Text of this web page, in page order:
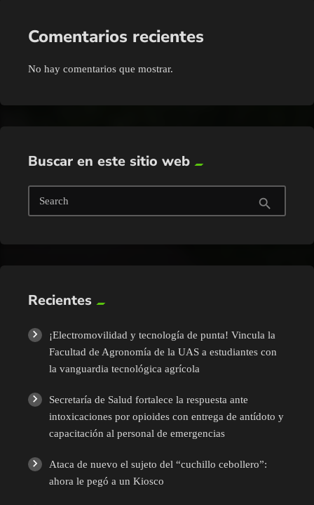
Comentarios recientes
No hay comentarios que mostrar.
Buscar en este sitio web
Search search
Recientes
¡Electromovilidad y tecnología de punta! Vincula la
Facultad de Agronomía de la UAS a estudiantes con
la vanguardia tecnológica agrícola
Secretaría de Salud fortalece la respuesta ante
intoxicaciones por opioides con entrega de antídoto y
capacitación al personal de emergencias
Ataca de nuevo el sujeto del “cuchillo cebollero”:
ahora le pegó a un Kiosco